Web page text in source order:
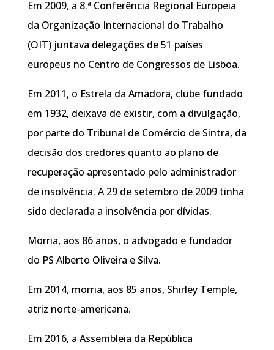
Em 2009, a 8.ª Conferência Regional Europeia
da Organização Internacional do Trabalho
(OIT) juntava delegações de 51 países
europeus no Centro de Congressos de Lisboa.
Em 2011, o Estrela da Amadora, clube fundado
em 1932, deixava de existir, com a divulgação,
por parte do Tribunal de Comércio de Sintra, da
decisão dos credores quanto ao plano de
recuperação apresentado pelo administrador
de insolvência. A 29 de setembro de 2009 tinha
sido declarada a insolvência por dívidas.
Morria, aos 86 anos, o advogado e fundador
do PS Alberto Oliveira e Silva.
Em 2014, morria, aos 85 anos, Shirley Temple,
atriz norte-americana.
Em 2016, a Assembleia da República